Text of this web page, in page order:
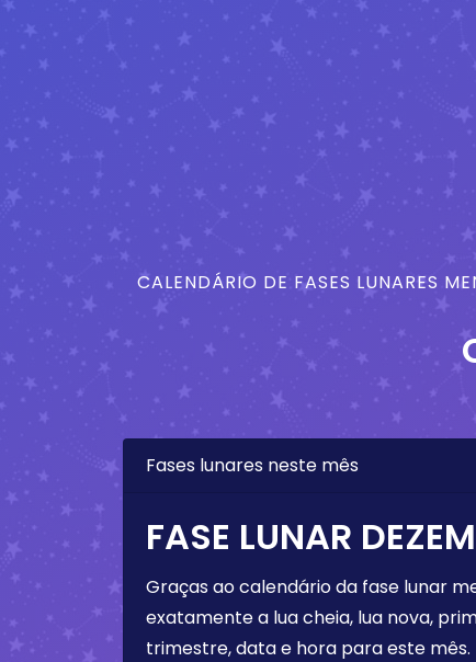
CALENDÁRIO DE FASES LUNARES
Fases lunares neste mês
FASE LUNAR
Graças ao calendário da fase lunar
exatamente a lua cheia, lua nova,
trimestre, data e hora para este mês.